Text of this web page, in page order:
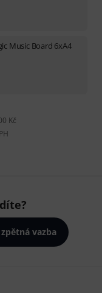
Music Board 6xA4
Kč
vazba